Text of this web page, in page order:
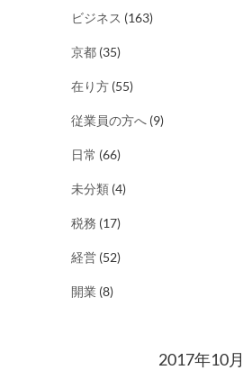
ビジネス (163)
京都 (35)
在り方 (55)
従業員の方へ (9)
日常 (66)
未分類 (4)
税務 (17)
経営 (52)
開業 (8)
2017年10月